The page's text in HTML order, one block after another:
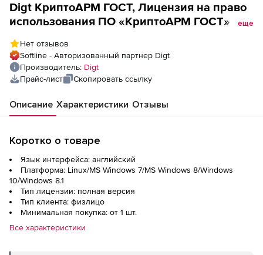
Digt КриптоАРМ ГОСТ, Лицензия на право
использования ПО «КриптоАРМ ГОСТ» наеще
Нет отзывов
Softline - Авторизованный партнер Digt
Производитель: Digt
Прайс-лист
Скопировать ссылку
Описание Характеристики Отзывы
Коротко о товаре
Язык интерфейса: английский
Платформа: Linux/MS Windows 7/MS Windows 8/Windows
10/Windows 8.1
Тип лицензии: полная версия
Тип клиента: физлицо
Минимальная покупка: от 1 шт.
Все характеристики